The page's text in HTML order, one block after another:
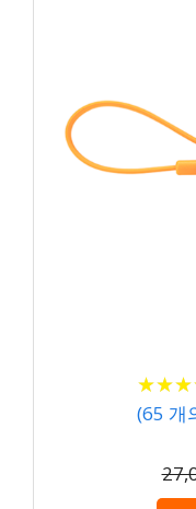
★★★
★★★
(65 개